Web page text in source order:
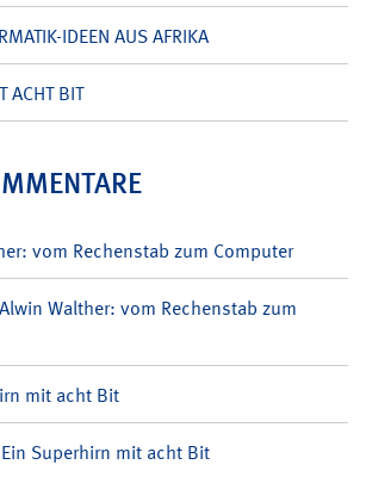
IDEEN AUS AFRIKA
ACHT BIT
vom Rechenstab zum Computer
Alwin Walther: vom Rechenstab zum
mit acht Bit
Ein Superhirn mit acht Bit